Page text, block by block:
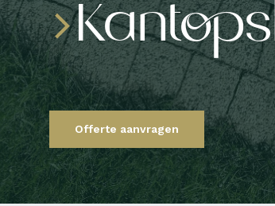
Offerte aanvragen